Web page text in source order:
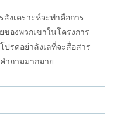
สังเคราะห์จะทำคือการ
องพวกเขาในโครงการ
รดอย่าลังเลที่จะสื่อสาร
ำถามมากมาย